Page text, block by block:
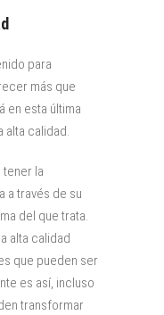
para
más que
en esta última
alta calidad.
tener la
a través de su
del que trata.
alta calidad
que pueden ser
es así, incluso
transformar